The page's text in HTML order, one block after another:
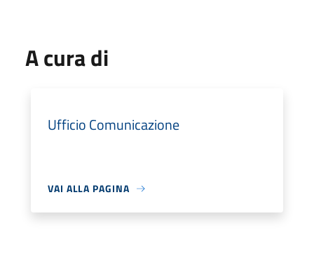
A cura di
Ufficio Comunicazione
VAI ALLA PAGINA